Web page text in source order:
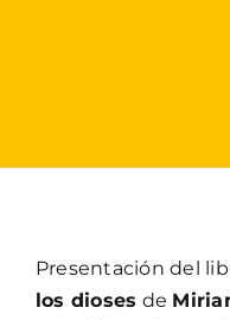
Presentación del
los dioses de